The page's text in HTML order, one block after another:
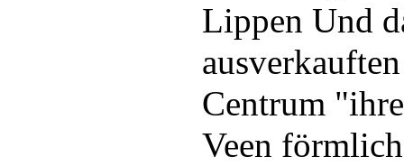
Lippen Und
Centrum
Veen